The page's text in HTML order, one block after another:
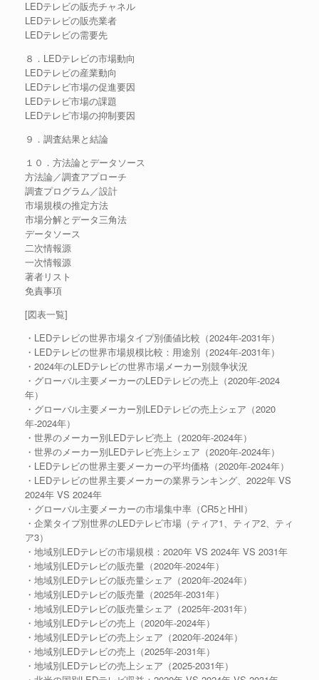
LEDテレビの販売チャネル
LEDテレビの販売業者
LEDテレビの需要先
８．LEDテレビの市場動向
LEDテレビの産業動向
LEDテレビ市場の促進要因
LEDテレビ市場の課題
LEDテレビ市場の抑制要因
９．調査結果と結論
１０．方法論とデータソース
方法論／調査アプローチ
調査プログラム／設計
市場規模の推定方法
市場分解とデータ三角法
データソース
二次情報源
一次情報源
著者リスト
免責事項
[図表一覧]
・LEDテレビの世界市場タイプ別価値比較（2024年-2031年）
・LEDテレビの世界市場規模比較：用途別（2024年-2031年）
・2024年のLEDテレビの世界市場メーカー別競争状況
・グローバル主要メーカーのLEDテレビの売上（2020年-2024
年）
・グローバル主要メーカー別LEDテレビの売上シェア（2020
年-2024年）
・世界のメーカー別LEDテレビ売上（2020年-2024年）
・世界のメーカー別LEDテレビ売上シェア（2020年-2024年）
・LEDテレビの世界主要メーカーの平均価格（2020年-2024年）
・LEDテレビの世界主要メーカーの業界ランキング、2022年 VS
2024年 VS 2024年
・グローバル主要メーカーの市場集中率（CR5とHHI）
・企業タイプ別世界のLEDテレビ市場（ティア1、ティア2、ティ
ア3）
・地域別LEDテレビの市場規模：2020年 VS 2024年 VS 2031年
・地域別LEDテレビの販売量（2020年-2024年）
・地域別LEDテレビの販売量シェア（2020年-2024年）
・地域別LEDテレビの販売量（2025年-2031年）
・地域別LEDテレビの販売量シェア（2025年-2031年）
・地域別LEDテレビの売上（2020年-2024年）
・地域別LEDテレビの売上シェア（2020年-2024年）
・地域別LEDテレビの売上（2025年-2031年）
・地域別LEDテレビの売上シェア（2025-2031年）